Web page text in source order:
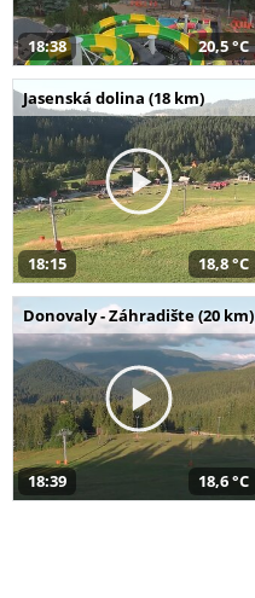
18:38 20,5 °C
Jasenská dolina (18 km)
18:15 18,8 °C
Donovaly - Záhradište (20 km)
18:39 18,6 °C